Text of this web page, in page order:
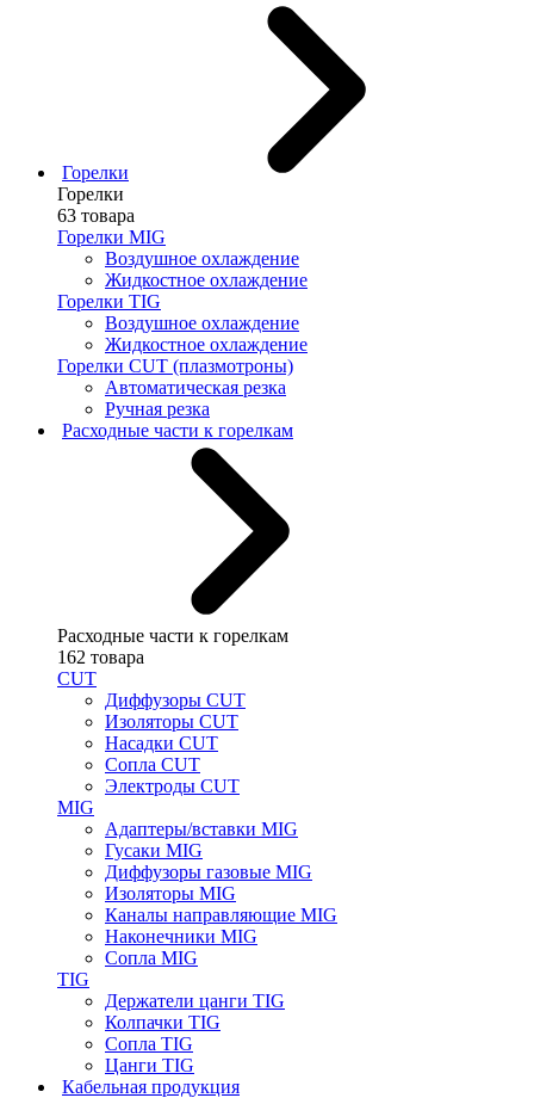
Горелки
Горелки
63 товара
Горелки MIG
Воздушное охлаждение
Жидкостное охлаждение
Горелки TIG
Воздушное охлаждение
Жидкостное охлаждение
Горелки CUT (плазмотроны)
Автоматическая резка
Ручная резка
Расходные части к горелкам
Расходные части к горелкам
162 товара
CUT
Диффузоры CUT
Изоляторы CUT
Насадки CUT
Сопла CUT
Электроды CUT
MIG
Адаптеры/вставки MIG
Гусаки MIG
Диффузоры газовые MIG
Изоляторы MIG
Каналы направляющие MIG
Наконечники MIG
Сопла MIG
TIG
Держатели цанги TIG
Колпачки TIG
Сопла TIG
Цанги TIG
Кабельная продукция